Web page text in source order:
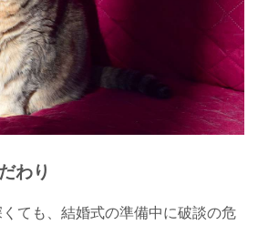
わり
ても、結婚式の準備中に破談の危